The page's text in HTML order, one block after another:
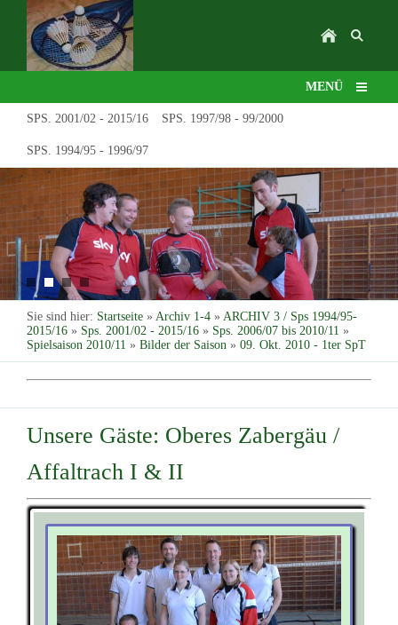
MENÜ
SPS. 2001/02 - 2015/16 SPS. 1997/98 - 99/2000
SPS. 1994/95 - 1996/97
Sie sind hier: Startseite » Archiv 1-4 » ARCHIV 3 / Sps 1994/95-
2015/16 » Sps. 2001/02 - 2015/16 » Sps. 2006/07 bis 2010/11 »
Spielsaison 2010/11 » Bilder der Saison » 09. Okt. 2010 - 1ter SpT
Unsere Gäste: Oberes Zabergäu /
Affaltrach I & II